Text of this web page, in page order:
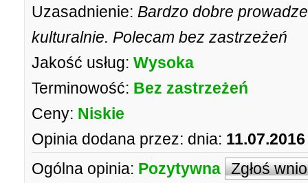
Uzasadnienie: Bardzo dobre
kulturalnie. Polecam bez zastrzeżeń
Jakość usług: Wysoka
Terminowość: Bez zastrzeżeń
Ceny: Niskie
Opinia dodana przez: dnia:
Ogólna opinia: Pozytywna Zgłoś